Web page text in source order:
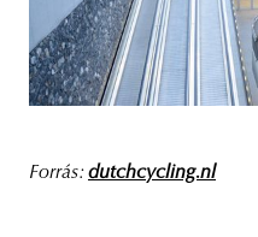
Forrás:dutchcycling.nl